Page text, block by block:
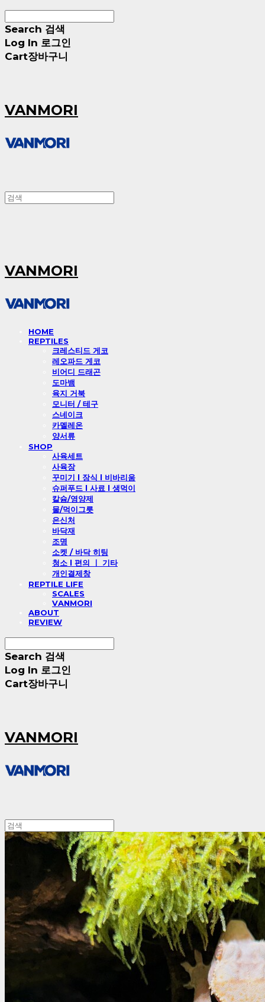
Search 검색
Log In 로그인
Cart장바구니
VANMORI
VANMORI
HOME
REPTILES
크레스티드 게코
레오파드 게코
비어디 드래곤
도마뱀
육지 거북
모니터 / 테구
스네이크
카멜레온
양서류
SHOP
사육세트
사육장
꾸미기 l 장식 l 비바리움
슈퍼푸드 l 사료 l 생먹이
칼슘/영양제
물/먹이그릇
은신처
바닥재
조명
소켓 / 바닥 히팅
청소 l 편의 ㅣ 기타
개인결제창
REPTILE LIFE
SCALES
VANMORI
ABOUT
REVIEW
Search 검색
Log In 로그인
Cart장바구니
VANMORI